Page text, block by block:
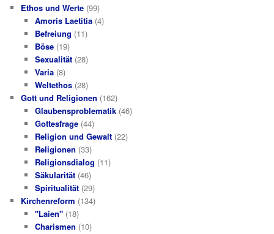
Ethos und Werte (99)
Amoris Laetitia(4)
Befreiung (11)
Böse(19)
Sexualität(28)
Varia(8)
Weltethos(28)
Gott und Religionen (162)
Glaubensproblematik(46)
Gottesfrage(44)
Religion und Gewalt(22)
Religionen (33)
Religionsdialog (11)
Säkularität(46)
Spiritualität(29)
Kirchenreform (134)
"Laien"(18)
Charismen (10)